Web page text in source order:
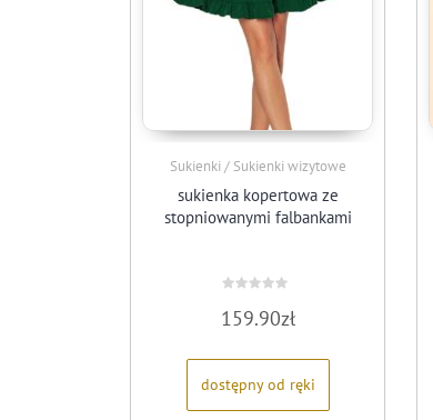
Sukienki / Sukienki wizytowe
sukienka kopertowa ze
stopniowanymi falbankami
0
na
159.90zł
dostępny od ręki